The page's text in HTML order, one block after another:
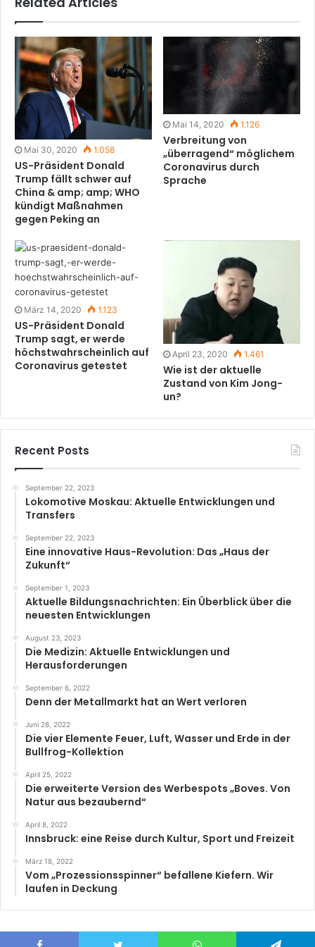
Mai 30, 2020 1.058
US-Präsident Donald
Trump fällt schwer auf
China & amp; amp; WHO
kündigt Maßnahmen
gegen Peking an
Mai 14, 2020 1.126
Verbreitung von
„überragend“ möglichem
Coronavirus durch
Sprache
März 14, 2020 1.123
US-Präsident Donald
Trump sagt, er werde
höchstwahrscheinlich auf
Coronavirus getestet
April 23, 2020 1.461
Wie ist der aktuelle
Zustand von Kim Jong-
un?
Recent Posts
September 22, 2023
Lokomotive Moskau: Aktuelle Entwicklungen und
Transfers
September 22, 2023
Eine innovative Haus-Revolution: Das „Haus der
Zukunft“
September 1, 2023
Aktuelle Bildungsnachrichten: Ein Überblick über die
neuesten Entwicklungen
August 23, 2023
Die Medizin: Aktuelle Entwicklungen und
Herausforderungen
September 6, 2022
Denn der Metallmarkt hat an Wert verloren
Juni 28, 2022
Die vier Elemente Feuer, Luft, Wasser und Erde in der
Bullfrog-Kollektion
April 25, 2022
Die erweiterte Version des Werbespots „Boves. Von
Natur aus bezaubernd“
April 8, 2022
Innsbruck: eine Reise durch Kultur, Sport und Freizeit
März 18, 2022
Vom „Prozessionsspinner“ befallene Kiefern. Wir
laufen in Deckung